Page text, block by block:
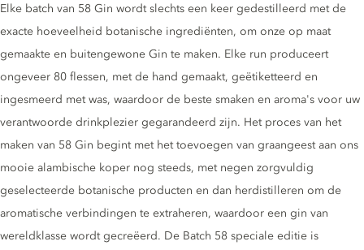
Gin description
Elke batch van 58 Gin wordt slechts een keer gedestilleerd met de
exacte hoeveelheid botanische ingrediënten, om onze op maat
gemaakte en buitengewone Gin te maken. Elke run produceert
ongeveer 80 flessen, met de hand gemaakt, geëtiketteerd en
ingesmeerd met was, waardoor de beste smaken en aroma's voor uw
verantwoorde drinkplezier gegarandeerd zijn. Het proces van het
maken van 58 Gin begint met het toevoegen van graangeest aan ons
mooie alambische koper nog steeds, met negen zorgvuldig
geselecteerde botanische producten en dan herdistilleren om de
aromatische verbindingen te extraheren, waardoor een gin van
wereldklasse wordt gecreëerd. De Batch 58 speciale editie is